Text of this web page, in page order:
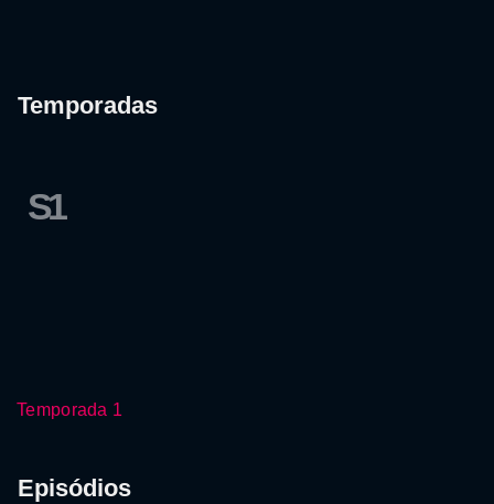
Temporadas
S1
Temporada 1
Episódios